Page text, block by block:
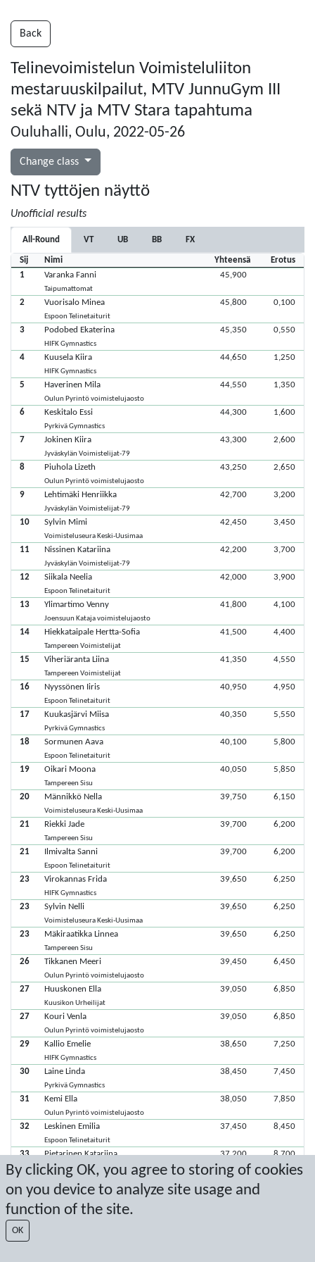
By clicking OK, you agree to storing of cookies
on you device to analyze site usage and
function of the site.
OK
Back
Telinevoimistelun Voimisteluliiton
mestaruuskilpailut, MTV JunnuGym III
sekä NTV ja MTV Stara tapahtuma
Ouluhalli, Oulu, 2022-05-26
Change class
NTV tyttöjen näyttö
Unofficial results
All-Round VT UB BB FX
Sij Nimi Yhteensä
Erotus
1
Varanka Fanni
Taipumattomat
45,900
2 Vuorisalo Minea
Espoon Telinetaiturit
45,800 0,100
3 Podobed Ekaterina
HIFK Gymnastics
45,350 0,550
4 Kuusela Kiira
HIFK Gymnastics
44,650 1,250
5 Haverinen Mila
Oulun Pyrintö voimistelujaosto
44,550 1,350
6 Keskitalo Essi
Pyrkivä Gymnastics
44,300 1,600
7 Jokinen Kiira
Jyväskylän Voimistelijat-79
43,300 2,600
8 Piuhola Lizeth
Oulun Pyrintö voimistelujaosto
43,250 2,650
9 Lehtimäki Henriikka
Jyväskylän Voimistelijat-79
42,700 3,200
10 Sylvin Mimi
Voimisteluseura Keski-Uusimaa
42,450 3,450
11 Nissinen Katariina
Jyväskylän Voimistelijat-79
42,200 3,700
12 Siikala Neelia
Espoon Telinetaiturit
42,000 3,900
13 Ylimartimo Venny
Joensuun Kataja voimistelujaosto
41,800 4,100
14 Hiekkataipale Hertta-Sofia
Tampereen Voimistelijat
41,500 4,400
15 Viheriäranta Liina
Tampereen Voimistelijat
41,350 4,550
16 Nyyssönen Iiris
Espoon Telinetaiturit
40,950 4,950
17 Kuukasjärvi Miisa
Pyrkivä Gymnastics
40,350 5,550
18 Sormunen Aava
Espoon Telinetaiturit
40,100 5,800
19 Oikari Moona
Tampereen Sisu
40,050 5,850
20 Männikkö Nella
Voimisteluseura Keski-Uusimaa
39,750 6,150
21 Riekki Jade
Tampereen Sisu
39,700 6,200
21 Ilmivalta Sanni
Espoon Telinetaiturit
39,700 6,200
23 Virokannas Frida
HIFK Gymnastics
39,650 6,250
23 Sylvin Nelli
Voimisteluseura Keski-Uusimaa
39,650 6,250
23 Mäkiraatikka Linnea
Tampereen Sisu
39,650 6,250
26 Tikkanen Meeri
Oulun Pyrintö voimistelujaosto
39,450 6,450
27 Huuskonen Ella
Kuusikon Urheilijat
39,050 6,850
27 Kouri Venla
Oulun Pyrintö voimistelujaosto
39,050 6,850
29 Kallio Emelie
HIFK Gymnastics
38,650 7,250
30 Laine Linda
Pyrkivä Gymnastics
38,450 7,450
31 Kemi Ella
Oulun Pyrintö voimistelujaosto
38,050 7,850
32 Leskinen Emilia
Espoon Telinetaiturit
37,450 8,450
33 Pietarinen Katariina
HIFK Gymnastics
37,200 8,700
Säntti Seela
HIFK Gymnastics
35 Marjeta Neela
36